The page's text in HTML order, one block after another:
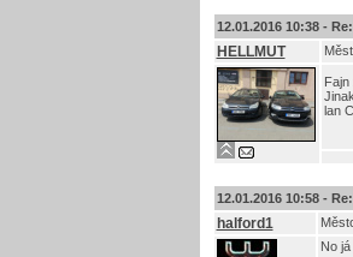
12.01.2016 10:38 -
HELLMUT
Fajn
lan
12.01.2016 10:58 -
halford1
No